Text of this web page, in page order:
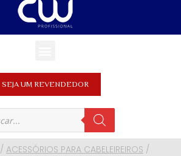
SEJA UM REVENDEDOR
/ ACESSÓRIOS PARA CABELEIREIROS /